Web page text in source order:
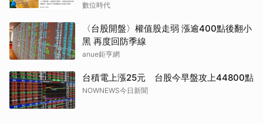
數位時代
〈台股開盤〉權值股走弱 漲逾400點後翻小
黑 再度回防季線
anue鉅亨網
台積電上漲25元 台股今早盤攻上44800點
NOWNEWS今日新聞